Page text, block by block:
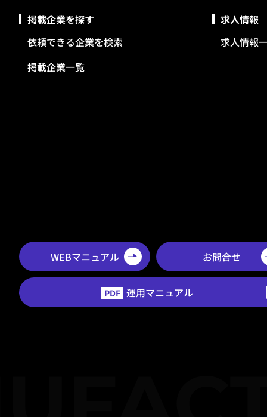
掲載企業を探す
依頼できる企業を検索
掲載企業一覧
求人情報
求人情報
WEBマニュアル お問合せ
PDF 運用マニュアル